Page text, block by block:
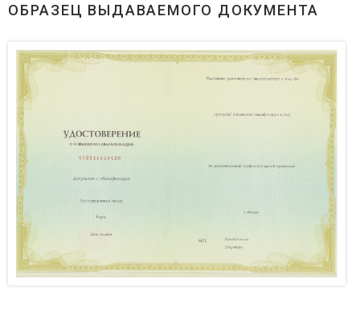
ОБРАЗЕЦ ВЫДАВАЕМОГО ДОКУМЕНТА